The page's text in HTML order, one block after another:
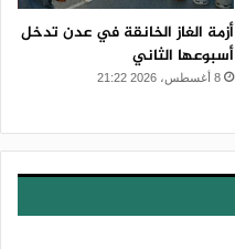
أزمة الغاز الخانقة في عدن تدخل
أسبوعها الثاني
8 أغسطس، 2026 21:22